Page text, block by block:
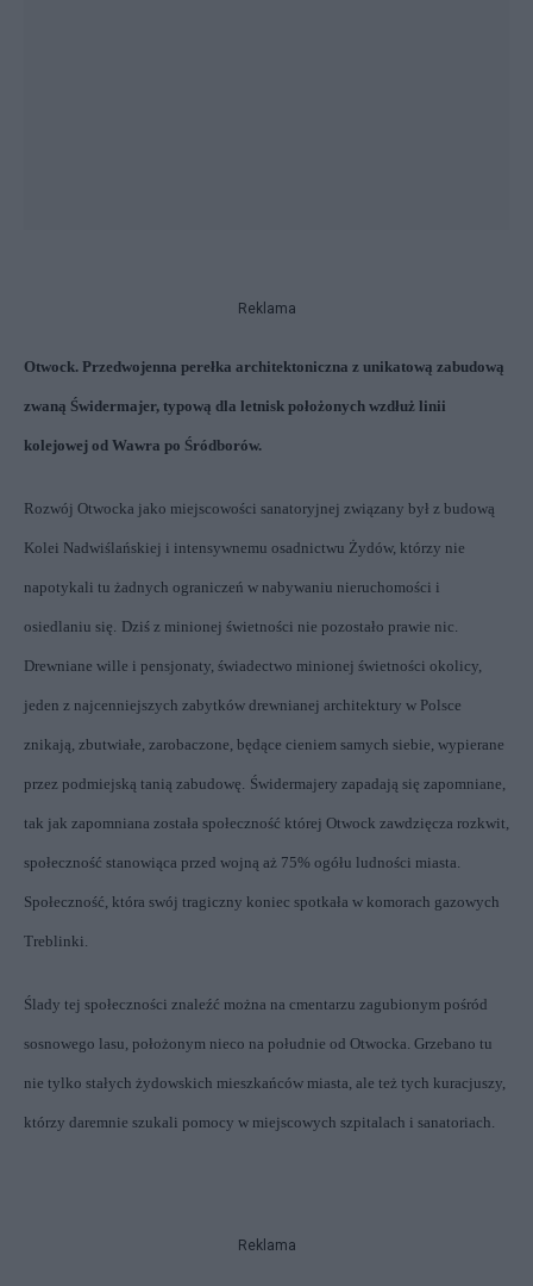
Reklama
Otwock. Przedwojenna perełka architektoniczna z unikatową zabudową
zwaną Świdermajer, typową dla letnisk położonych wzdłuż linii
kolejowej od Wawra po Śródborów.
Rozwój Otwocka jako miejscowości sanatoryjnej związany był z budową
Kolei Nadwiślańskiej i intensywnemu osadnictwu Żydów, którzy nie
napotykali tu żadnych ograniczeń w nabywaniu nieruchomości i
osiedlaniu się. Dziś z minionej świetności nie pozostało prawie nic.
Drewniane wille i pensjonaty, świadectwo minionej świetności okolicy,
jeden z najcenniejszych zabytków drewnianej architektury w Polsce
znikają, zbutwiałe, zarobaczone, będące cieniem samych siebie, wypierane
przez podmiejską tanią zabudowę. Świdermajery zapadają się zapomniane,
tak jak zapomniana została społeczność której Otwock zawdzięcza rozkwit,
społeczność stanowiąca przed wojną aż 75% ogółu ludności miasta.
Społeczność, która swój tragiczny koniec spotkała w komorach gazowych
Treblinki.
Ślady tej społeczności znaleźć można na cmentarzu zagubionym pośród
sosnowego lasu, położonym nieco na południe od Otwocka. Grzebano tu
nie tylko stałych żydowskich mieszkańców miasta, ale też tych kuracjuszy,
którzy daremnie szukali pomocy w miejscowych szpitalach i sanatoriach.
Reklama